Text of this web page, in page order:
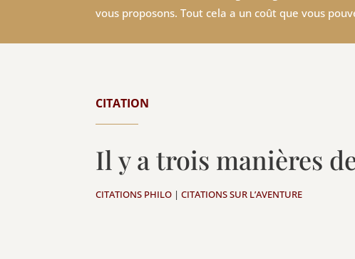
vous proposons. Tout cela a un coût que vous
CITATION
Il y a trois manières
CITATIONS PHILO |CITATIONS SUR L’AVENTURE